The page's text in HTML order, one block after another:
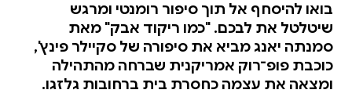
בואו להיסחף אל תוך סיפור רומנטי ומרגש
שיטלטל את לבכם. "כמו ריקוד אבק" מאת
סמנתה יאנג מביא את סיפורה של סקיילר פינץ',
כוכבת פופ־רוק אמריקנית שברחה מהתהילה
ומצאה את עצמה כחסרת בית ברחובות גלזגו.